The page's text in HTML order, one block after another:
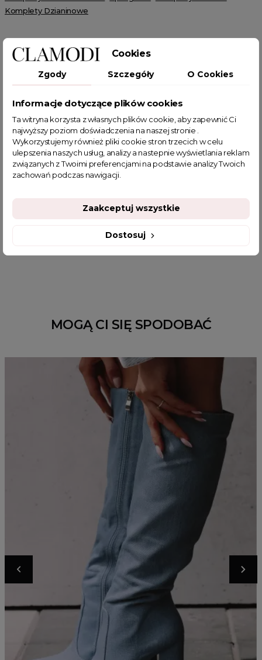
Komplety Dzianinowe
komplet dresowy damski
sweterkowy komplet damski
dresy damskie komplety
dresy damskie komplet
komplet damski ze spodniami
czarne komplety damskie
komplet prążkowany damski
jesienne stylizacje
eleganckie dresy damskie komplet
fajne ciuszki
garderoba kapsułowa
luźne dresy damskie komplet
dresy welurowe czarne
MOGĄ CI SIĘ SPODOBAĆ
Cookies
Zgody Szczegóły O Cookies
Informacje dotyczące plików cookies
Ta witryna korzysta z własnych plików cookie, aby zapewnić Ci
najwyższy poziom doświadczenia na naszej stronie .
Wykorzystujemy również pliki cookie stron trzecich w celu
ulepszenia naszych usług, analizy a nastepnie wyświetlania reklam
związanych z Twoimi preferencjami na podstawie analizy Twoich
zachowań podczas nawigacji.
Dostosuj
Zaakceptuj wszystkie